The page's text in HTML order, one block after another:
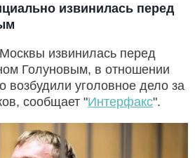
извинилась перед
извинилась перед
Голуновым, в отношении
возбудили уголовное дело за
сообщает "Интерфакс".